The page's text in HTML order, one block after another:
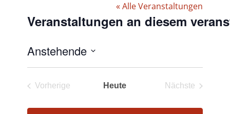
« Alle Veranstaltungen
Veranstaltungen an diesem
Anstehende
Datum
Vorherige
Heute
Nächste